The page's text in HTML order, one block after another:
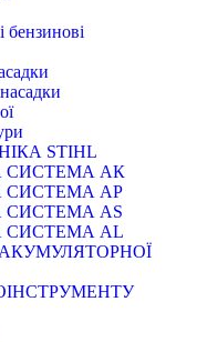
бензинові
STIHL
СИСТЕМА АК
СИСТЕМА АР
AS
СИСТЕМА AL